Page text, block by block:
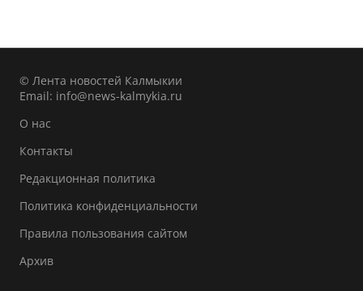
© Лента новостей Калмыкии
Email: info@news-kalmykia.ru
О нас
Контакты
Редакционная политика
Политика конфиденциальности
Правила пользования сайтом
Архив